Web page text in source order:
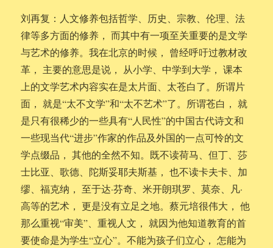
刘再复：人文修养包括哲学、历史、宗教、伦理、法
律等多方面的修养， 而其中有一项至关重要的是文学
与艺术的修养。我在北京的时候， 曾经呼吁过教材改
革， 主要的意思是说， 从小学、中学到大学， 课本
上的文学艺术内容实在是太片面、太苍白了。所谓片
面， 就是“太不文学”和“太不艺术”了。所谓苍白， 就
是只有很稀少的一些具有“人民性”的中国古代诗文和
一些现当代“进步”作家的作品及外国的一点可怜的文
学点缀品， 其他的全然不知。既不读荷马、但丁、莎
士比亚、歌德、陀斯妥耶夫斯基， 也不读卡夫卡、加
缪、福克纳， 至于达·芬奇、米开朗琪罗、莫奈、凡·
高等的艺术， 更是没有立足之地。蔡元培很伟大， 他
那么重视“审美”、重视人文， 就因为他知道教育的首
要使命是为学生“立心”。不能为孩子们立心， 怎能为